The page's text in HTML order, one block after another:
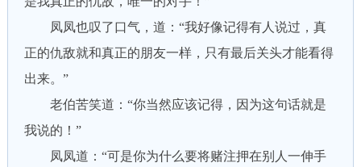
凤凤也叹了口气，道：“我好像记得有人说过，真
正的仇敌就和真正的朋友一样，只有最后关头才能看得
出来。”
老伯苦笑道：“你当然应该记得，因为这句话就是
我说的！”
凤凤道：“可是你为什么要将赌注押在别人一伸手